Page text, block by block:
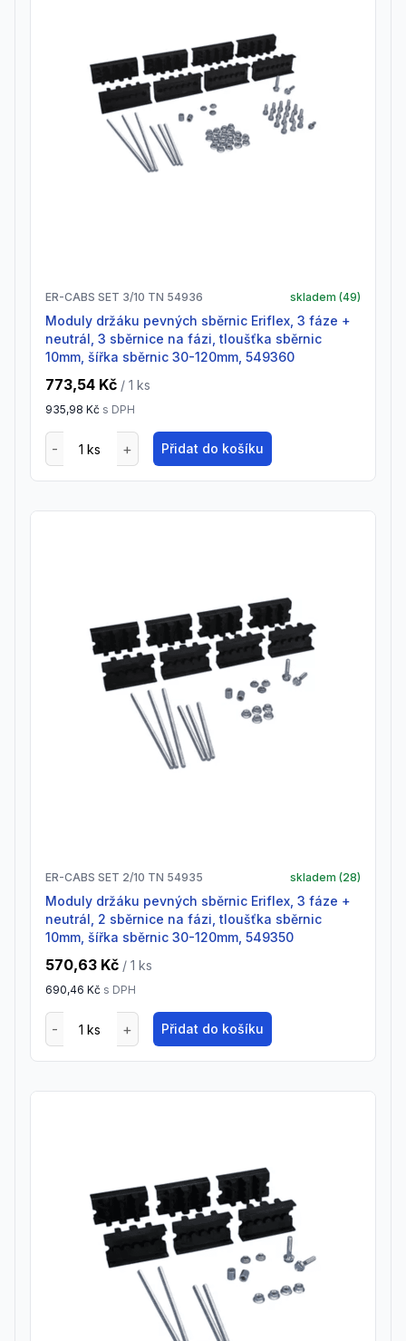
ER-CABS SET 3/10 TN 54936 skladem (49)
Moduly držáku pevných sběrnic Eriflex, 3 fáze +
neutrál, 3 sběrnice na fázi, tloušťka sběrnic
10mm, šířka sběrnic 30-120mm, 549360
773,54 Kč / 1 ks
935,98 Kč s DPH
Přidat do košíku
ER-CABS SET 2/10 TN 54935 skladem (28)
Moduly držáku pevných sběrnic Eriflex, 3 fáze +
neutrál, 2 sběrnice na fázi, tloušťka sběrnic
10mm, šířka sběrnic 30-120mm, 549350
570,63 Kč / 1 ks
690,46 Kč s DPH
Přidat do košíku